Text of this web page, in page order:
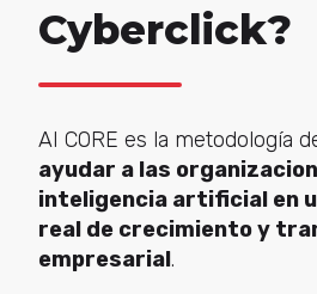
Cyberclick?
AI CORE es la metodología
ayudar a las
inteligencia artificial en
real de crecimiento y
empresarial.